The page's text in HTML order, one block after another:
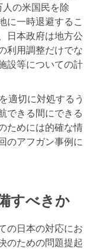
の米国民を除
に一時退避するこ
日本政府は地方公
利用調整だけでな
設等についての計
適切に対処するう
できる間にできる
ためには的確な情
のアフガン事例に
すべきか
の日本の対応にお
のための問題提起